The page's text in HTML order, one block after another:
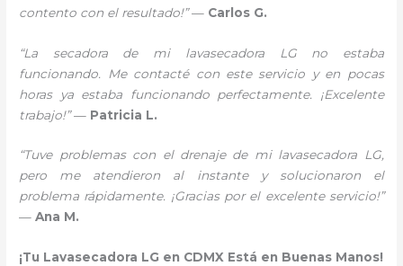
contento con el resultado!”— Carlos G.
“La secadora de mi lavasecadora LG no estaba
funcionando. Me contacté con este servicio y en pocas
horas ya estaba funcionando perfectamente. ¡Excelente
trabajo!”— Patricia L.
“Tuve problemas con el drenaje de mi lavasecadora LG,
pero me atendieron al instante y solucionaron el
problema rápidamente. ¡Gracias por el excelente servicio!”
—Ana M.
¡Tu Lavasecadora LG en CDMX Está en Buenas Manos!